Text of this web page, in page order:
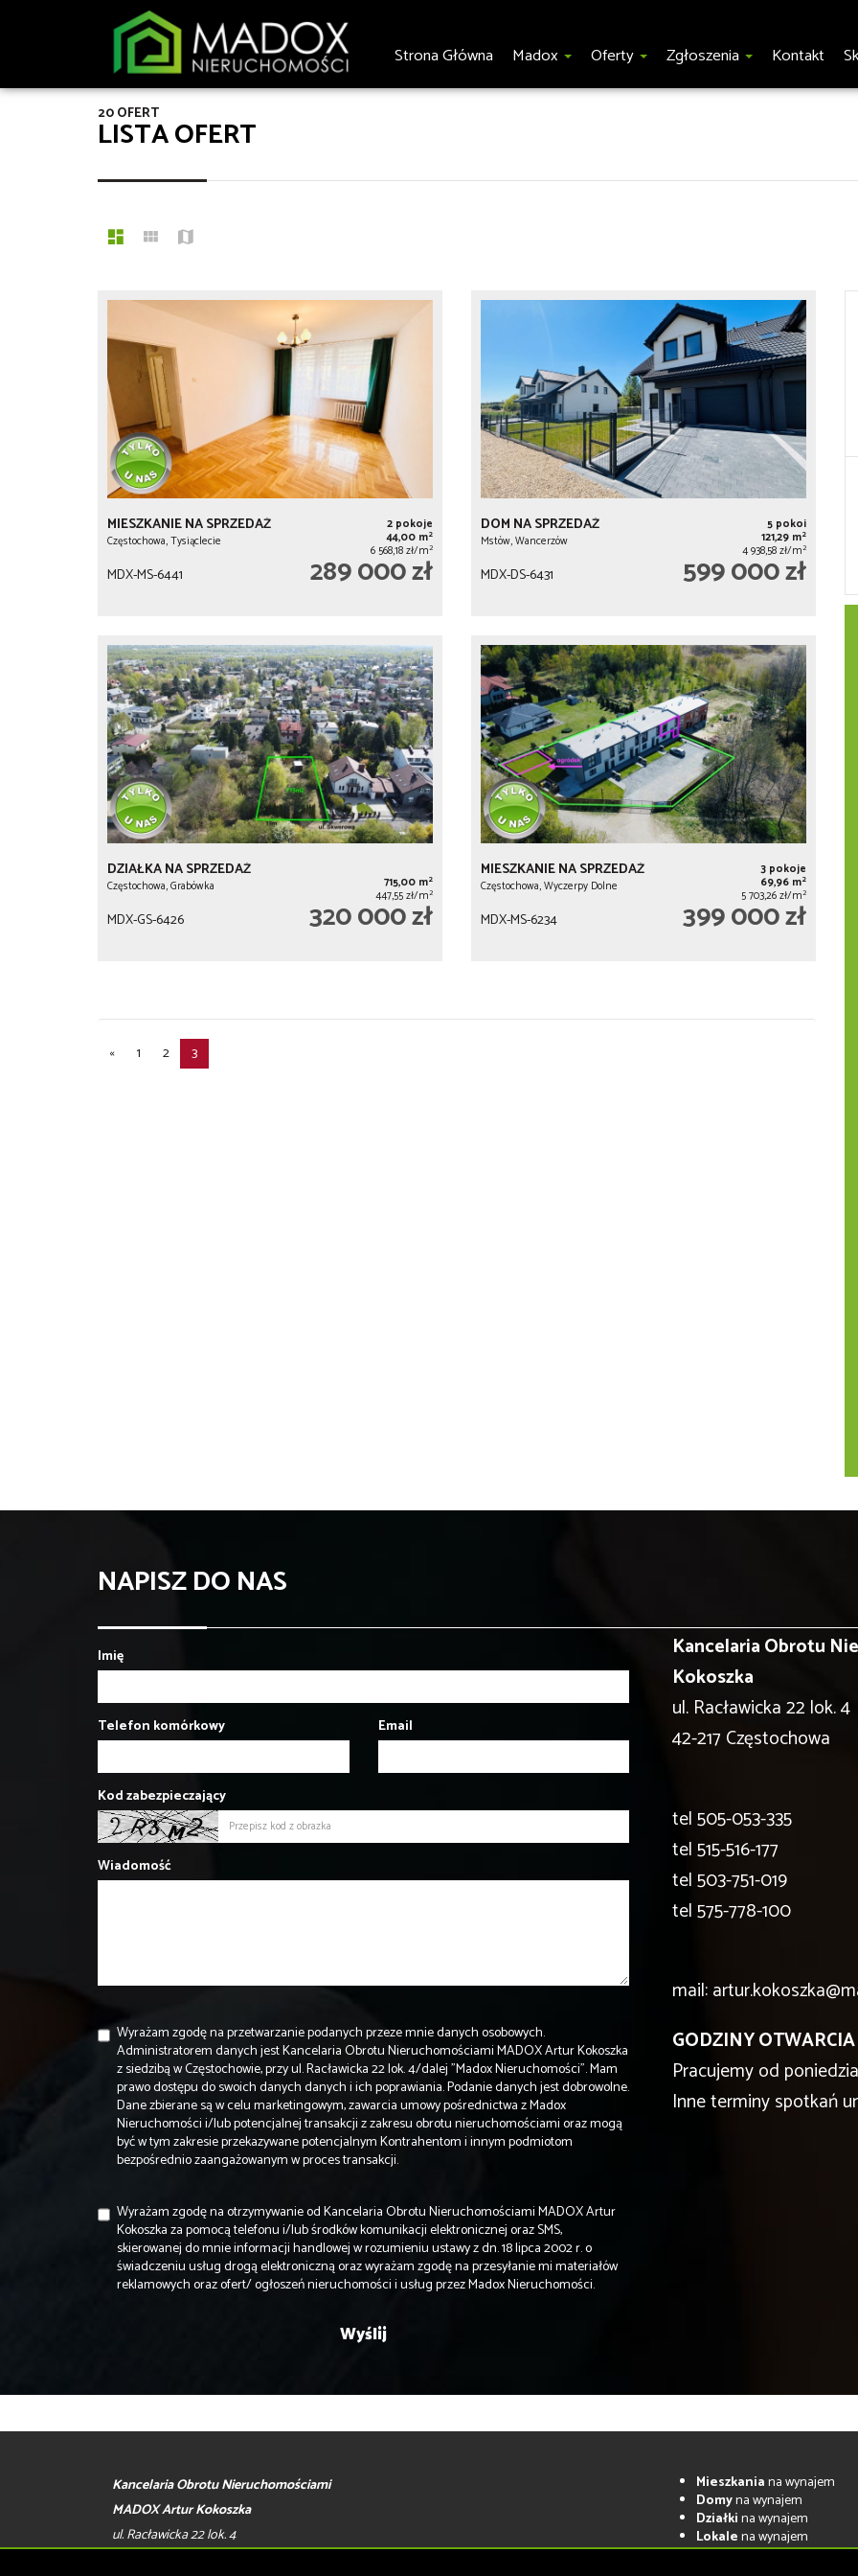
Strona Główna Madox Oferty Zgłoszenia Kontakt
LISTA OFERT
20 OFERT
MIESZKANIE NA SPRZEDAŻ
Częstochowa, Tysiąclecie
2 pokoje
44,00 m2
6 568,18 zł/m2
MDX-MS-6441 289 000 zł
DOM NA SPRZEDAŻ
Mstów, Wancerzów
5 pokoi
121,29 m2
4 938,58 zł/m2
MDX-DS-6431 599 000 zł
DZIAŁKA NA SPRZEDAŻ
Częstochowa, Grabówka 715,00 m2
447,55 zł/m2
MDX-GS-6426 320 000 zł
MIESZKANIE NA SPRZEDAŻ
Częstochowa, Wyczerpy Dolne
3 pokoje
69,96 m2
5 703,26 zł/m2
MDX-MS-6234 399 000 zł
« 1 2 3
NAPISZ DO NAS
Imię
Telefon komórkowy Email
Kod zabezpieczający
Wiadomość
Wyrażam zgodę na przetwarzanie podanych przeze mnie danych osobowych.
Administratorem danych jest Kancelaria Obrotu Nieruchomościami MADOX Artur Kokoszka
z siedzibą w Częstochowie, przy ul. Racławicka 22 lok. 4/dalej "Madox Nieruchomości". Mam
prawo dostępu do swoich danych danych i ich poprawiania. Podanie danych jest dobrowolne.
Dane zbierane są w celu marketingowym, zawarcia umowy pośrednictwa z Madox
Nieruchomości i/lub potencjalnej transakcji z zakresu obrotu nieruchomościami oraz mogą
być w tym zakresie przekazywane potencjalnym Kontrahentom i innym podmiotom
bezpośrednio zaangażowanym w proces transakcji.
Wyrażam zgodę na otrzymywanie od Kancelaria Obrotu Nieruchomościami MADOX Artur
Kokoszka za pomocą telefonu i/lub środków komunikacji elektronicznej oraz SMS,
skierowanej do mnie informacji handlowej w rozumieniu ustawy z dn. 18 lipca 2002 r. o
świadczeniu usług drogą elektroniczną oraz wyrażam zgodę na przesyłanie mi materiałów
reklamowych oraz ofert/ ogłoszeń nieruchomości i usług przez Madox Nieruchomości.
Kancelaria Obrotu
Kokoszka
ul. Racławicka 22 lok. 4
42-217 Częstochowa
tel505-053-335
tel515-516-177
tel503-751-019
tel575-778-100
mail:
GODZINY OTWARCIA
Pracujemy od
Inne terminy spotkań
Kancelaria Obrotu Nieruchomościami
MADOX Artur Kokoszka
ul. Racławicka 22 lok. 4
Mieszkaniana wynajem
Domyna wynajem
Działkina wynajem
Lokalena wynajem
Halena wynajem